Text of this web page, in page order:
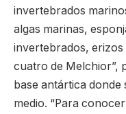
invertebrados
algas marinas,
invertebrados, erizos
cuatro de Melchior”,
base antártica donde
medio. “Para